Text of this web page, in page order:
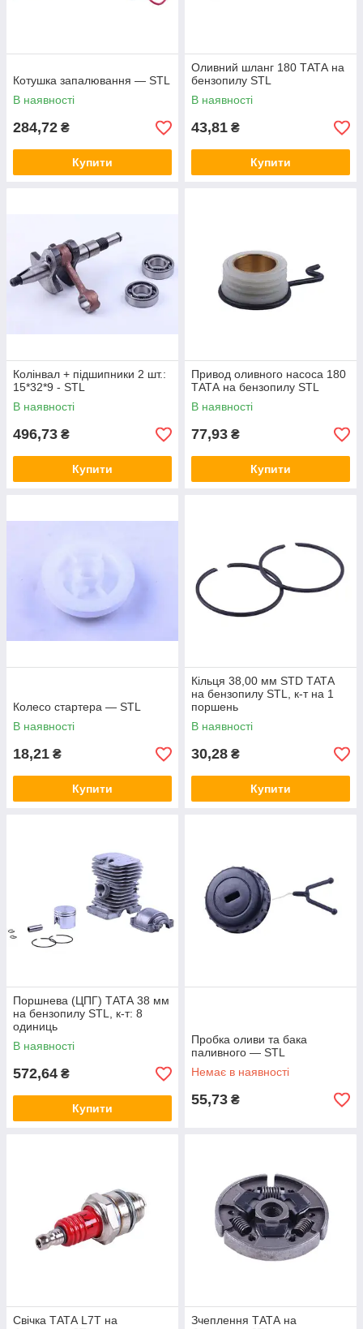
Котушка запалювання — STL
В наявності
284,72 ₴
Купити
Оливний шланг 180 ТАТА на
бензопилу STL
В наявності
43,81 ₴
Купити
Колінвал + підшипники 2 шт.:
15*32*9 - STL
В наявності
496,73 ₴
Купити
Привод оливного насоса 180
ТАТА на бензопилу STL
В наявності
77,93 ₴
Купити
Колесо стартера — STL
В наявності
18,21 ₴
Купити
Кільця 38,00 мм STD ТАТА
на бензопилу STL, к-т на 1
поршень
В наявності
30,28 ₴
Купити
Поршнева (ЦПГ) ТАТА 38 мм
на бензопилу STL, к-т: 8
одиниць
В наявності
572,64 ₴
Купити
Пробка оливи та бака
паливного — STL
Немає в наявності
55,73 ₴
Свічка ТАТА L7T на
Зчеплення ТАТА на